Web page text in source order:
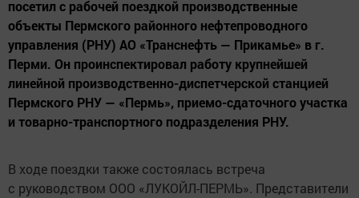
посетил с рабочей поездкой производственные
объекты Пермского районного нефтепроводного
управления (РНУ) АО «Транснефть — Прикамье» в г.
Перми. Он проинспектировал работу крупнейшей
линейной производственно-диспетчерской станцией
Пермского РНУ — «Пермь», приемо-сдаточного участка
и товарно-транспортного подразделения РНУ.
В ходе поездки также состоялась встреча
с руководством ООО «ЛУКОЙЛ-ПЕРМЬ». Представители